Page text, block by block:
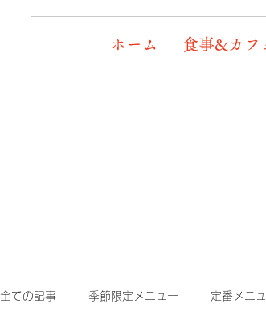
ホーム 食事&カフ
全ての記事 季節限定メニュー 定番メニ